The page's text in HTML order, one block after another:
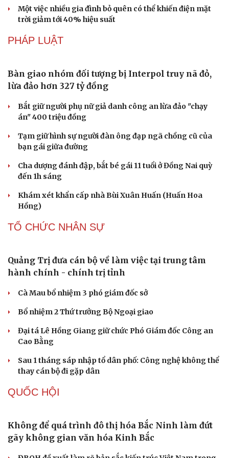
DU LỊCH
Du lịch biển Việt Nam: Muốn bứt phá phải vượt
Khách quốc tế đến Việt Nam 7 tháng 2026: Những con
số nổi bật
Nhặt bỏ 'hạt sạn' để làng biển Đắk Lắk giữ chân du
khách
Cần Thơ cụ thể hóa “Ba kết nối”, xúc tiến đón dòng vốn
và du khách Thái Lan
Ký kết hợp tác đăng cai Vòng chung kết Giải Vô địch
Golf nghiệp dư thế giới 2027
CÔNG NGHỆ
Thành lập Khu Công nghệ cao tỉnh Hưng Yên
Phê duyệt Chương trình KHCN và đổi mới sáng tạo quốc
gia về công nghệ chiến lược
Bắc Kinh triển khai “nhân viên” robot tại các công viên
Nguy cơ mất tài khoản Microsoft chỉ vì kết nối mạng Wi-
Fi khách sạn
Một việc nhiều gia đình bỏ quên có thể khiến điện mặt
trời giảm tới 40% hiệu suất
PHÁP LUẬT
Bắt giữ người phụ nữ giả danh công an lừa đảo "chạy
án" 400 triệu đồng